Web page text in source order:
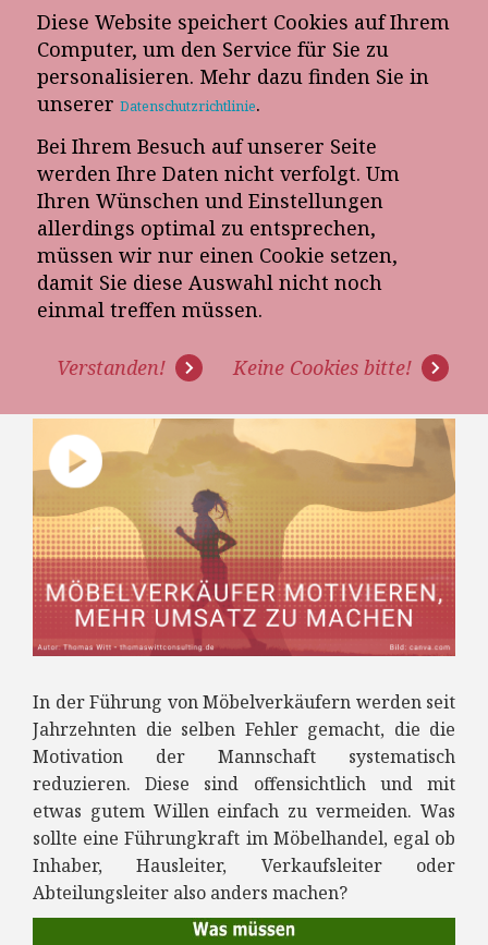
Diese Website speichert Cookies auf Ihrem
Computer, um den Service für Sie zu
personalisieren. Mehr dazu finden Sie in
unserer Datenschutzrichtlinie.
Bei Ihrem Besuch auf unserer Seite
werden Ihre Daten nicht verfolgt. Um
Ihren Wünschen und Einstellungen
allerdings optimal zu entsprechen,
müssen wir nur einen Cookie setzen,
damit Sie diese Auswahl nicht noch
einmal treffen müssen.
Verstanden! Keine Cookies bitte!
E-Mail-Newsletter
Telefon-Termin
[VIDEO]: 9 EINFACHE SCHRITTE,
UM MÖBELVERKÄUFER ZU
MEHR UMSATZ ZU FÜHREN
In der Führung von Möbelverkäufern werden seit
Jahrzehnten die selben Fehler gemacht, die die
Motivation der Mannschaft systematisch
reduzieren. Diese sind offensichtlich und mit
etwas gutem Willen einfach zu vermeiden. Was
sollte eine Führungkraft im Möbelhandel, egal ob
Inhaber, Hausleiter, Verkaufsleiter oder
Abteilungsleiter also anders machen?